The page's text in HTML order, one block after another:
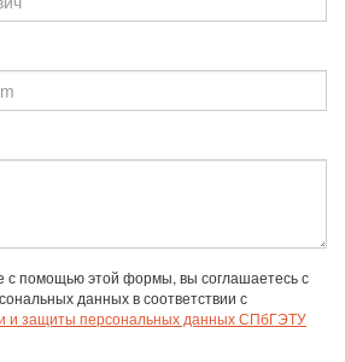
с помощью этой формы, вы соглашаетесь с
данных в соответствии с
и защиты персональных данных СПбГЭТУ